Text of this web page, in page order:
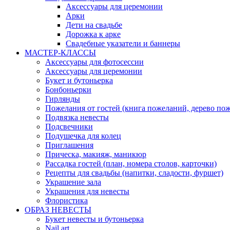
Аксессуары для церемонии
Арки
Дети на свадьбе
Дорожка к арке
Свадебные указатели и баннеры
МАСТЕР-КЛАССЫ
Аксессуары для фотосессии
Аксессуары для церемонии
Букет и бутоньерка
Бонбоньерки
Гирлянды
Пожелания от гостей (книга пожеланий, дерево
Подвязка невесты
Подсвечники
Подушечка для колец
Приглашения
Прическа, макияж, маникюр
Рассадка гостей (план, номера столов, карточки)
Рецепты для свадьбы (напитки, сладости, фуршет)
Украшение зала
Украшения для невесты
Флористика
ОБРАЗ НЕВЕСТЫ
Букет невесты и бутоньерка
Nail art